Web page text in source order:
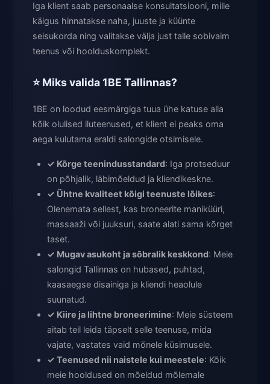
Iga klient saab personaalse konsultatsiooni, mille
käigus hinnatakse naha, juuste ja küünte
seisukorda ning valitakse välja just talle sobivaim
teenus või hoolduskomplekt.
⭐ Miks valida 1BE Tallinnas?
1BE on loodud eesmärgiga tuua ühe katuse alla
kõik olulised iluteenused, et klient ei peaks oma
aega kulutama eraldi salongide otsimisele.
✓ Kõrge teenindusstandard: Iga protseduur
on põhjalik, läbimõeldud ja kliendikeskne.
✓ Ühtne kvaliteet kõigi teenuste lõikes:
Olenemata sellest, kas broneerite maniküüri,
massaaži või juuksuri, saate alati sama kõrget
taset.
✓ Mugav asukoht ja sõbralik keskkond: Meie
salongid Tallinnas on hubased, puhtad,
kaasaegse disainiga ja kliendi heaolule
suunatud.
✓ Kiire ja lihtne broneerimine: Meie süsteem
aitab teil leida täpselt selle teenuse, mida
vajate, vastates vaid mõnele küsimusele.
✓ Teenused nii naistele kui meestele: Kõik
meie hooldused on mõeldud mõlemale